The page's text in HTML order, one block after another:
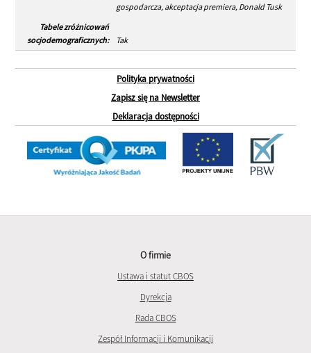
gospodarcza, akceptacja premiera, Donald Tusk
Tabele zróżnicowań
socjodemograficznych:
Tak
Polityka prywatności
Zapisz się na Newsletter
Deklaracja dostępności
O firmie
Ustawa i statut CBOS
Dyrekcja
Rada CBOS
Zespół Informacji i Komunikacji